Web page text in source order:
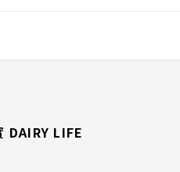
DAIRY LIFE